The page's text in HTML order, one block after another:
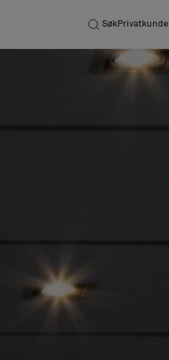
SøkPrivatkunde